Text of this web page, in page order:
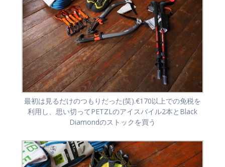
最初は見るだけのつもりだった(笑).€170以上での免税を
利用し、思い切ってPETZLのアイスバイル2本とBlack
Diamondのストックを買う